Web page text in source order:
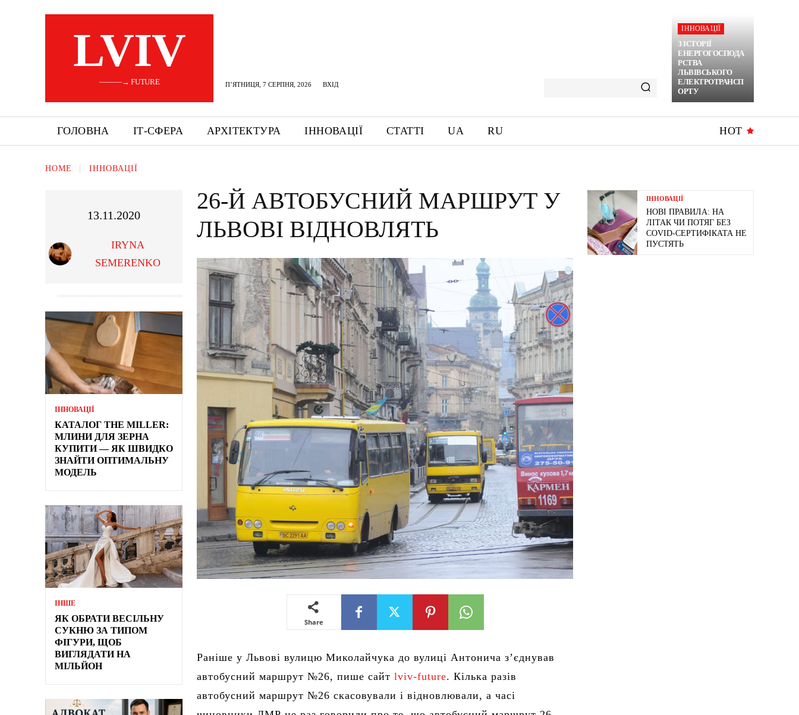
LVIV
———→ FUTURE П’ЯТНИЦЯ, 7 СЕРПНЯ, 2026 ВХІД
ІННОВАЦІЇ
З ІСТОРІЇ
ЕНЕРГОГОСПОДА
РСТВА
ЛЬВІВСЬКОГО
ЕЛЕКТРОТРАНСП
ОРТУ
ГОЛОВНА ІТ-СФЕРА АРХІТЕКТУРА ІННОВАЦІЇ СТАТТІ UA RU HOT
HOME ІННОВАЦІЇ
13.11.2020
IRYNA
SEMERENKO
ІННОВАЦІЇ
КАТАЛОГ THE MILLER:
МЛИНИ ДЛЯ ЗЕРНА
КУПИТИ — ЯК ШВИДКО
ЗНАЙТИ ОПТИМАЛЬНУ
МОДЕЛЬ
ІНШЕ
ЯК ОБРАТИ ВЕСІЛЬНУ
СУКНЮ ЗА ТИПОМ
ФІГУРИ, ЩОБ
ВИГЛЯДАТИ НА
МІЛЬЙОН
26-Й АВТОБУСНИЙ МАРШРУТ У
ЛЬВОВІ ВІДНОВЛЯТЬ
Share
Раніше у Львові вулицю Миколайчука до вулиці Антонича з’єднував
автобусний маршрут №26, пише сайтlviv-future. Кілька разів
автобусний маршрут №26 скасовували і відновлювали, а часі
ІННОВАЦІЇ
НОВІ ПРАВИЛА: НА
ЛІТАК ЧИ ПОТЯГ БЕЗ
COVID-СЕРТИФІКАТА НЕ
ПУСТЯТЬ